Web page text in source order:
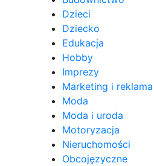
Dzieci
Dziecko
Edukacja
Hobby
Imprezy
Marketing i reklama
Moda
Moda i uroda
Motoryzacja
Nieruchomości
Obcojęzyczne